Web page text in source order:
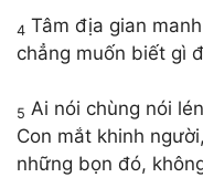
4 Tâm địa gian
chẳng muốn biết gì
5 Ai nói chùng nói
Con mắt khinh
những bọn đó,